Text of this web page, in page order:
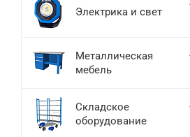
Электрика и свет
Металлическая
мебель
Складское
оборудование